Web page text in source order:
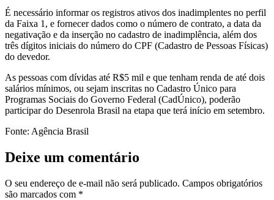
É necessário informar os registros ativos dos inadimplentes no perfil
da Faixa 1, e fornecer dados como o número de contrato, a data da
negativação e da inserção no cadastro de inadimplência, além dos
três dígitos iniciais do número do CPF (Cadastro de Pessoas Físicas)
do devedor.
As pessoas com dívidas até R$5 mil e que tenham renda de até dois
salários mínimos, ou sejam inscritas no Cadastro Único para
Programas Sociais do Governo Federal (CadÚnico), poderão
participar do Desenrola Brasil na etapa que terá início em setembro.
Fonte: Agência Brasil
Deixe um comentário
O seu endereço de e-mail não será publicado. Campos obrigatórios
são marcados com *